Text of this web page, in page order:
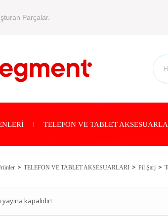
Parçalar.
TELEFON VE TABLET
TELEFON VE TABLET AKSESUARLARI Pil Şarj
kapalıdır!